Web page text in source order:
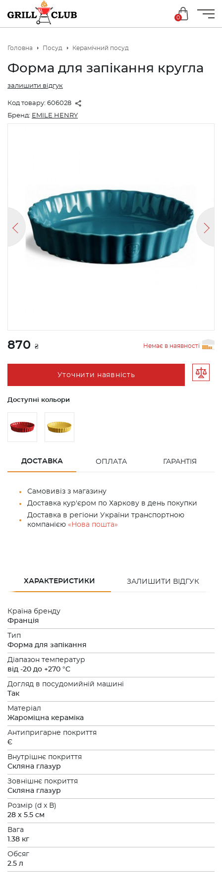
0
Головна Посуд Керамічний посуд
Форма для запікання кругла
Код товару: 606028
залишити відгук
Бренд: EMILE HENRY
870 ₴ Немає в наявності
Уточнити наявність
Доступні кольори
ДОСТАВКА ОПЛАТА ГАРАНТІЯ
Самовивіз з магазину
Доставка кур'єром по Харкову в день покупки
Доставка в регіони України транспортною
компанією «Нова пошта»
ХАРАКТЕРИСТИКИ ЗАЛИШИТИ ВІДГУК
Країна бренду
Франція
Тип
Форма для запікання
Діапазон температур
від -20 до +270 °C
Догляд в посудомийній машині
Так
Матеріал
Жароміцна кераміка
Антипригарне покриття
Є
Внутрішнє покриття
Скляна глазур
Зовнішнє покриття
Скляна глазур
Розмiр (d x В)
28 x 5.5 см
Вага
1.38 кг
Обсяг
2.5 л